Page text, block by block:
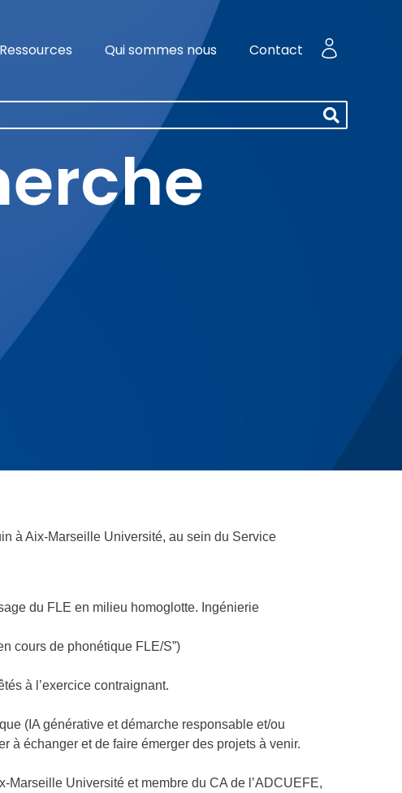
Ressources Qui sommes nous Contact
à Aix-Marseille Université, au sein du Service
du FLE en milieu homoglotte. Ingénierie
cours de phonétique FLE/S”)
à l’exercice contraignant.
(IA générative et démarche responsable et/ou
à échanger et de faire émerger des projets à venir.
Marseille Université et membre du CA de l’ADCUEFE,